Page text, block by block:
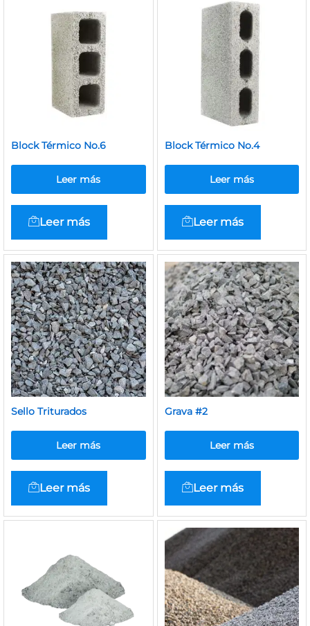
Block Térmico No.6
Leer más
Leer más
Block Térmico No.4
Leer más
Leer más
Sello Triturados
Leer más
Leer más
Grava #2
Leer más
Leer más